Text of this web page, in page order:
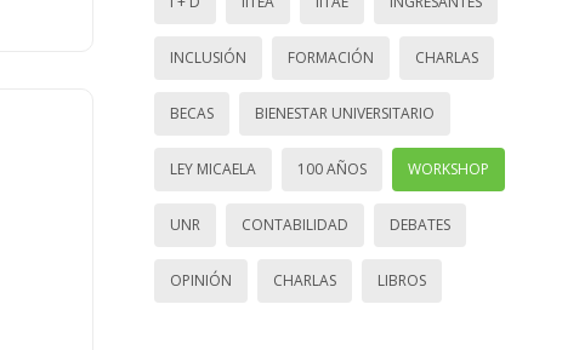
INCLUSIÓN FORMACIÓN CHARLAS
BECAS BIENESTAR UNIVERSITARIO
LEY MICAELA 100 AÑOS WORKSHOP
UNR CONTABILIDAD DEBATES
OPINIÓN CHARLAS LIBROS